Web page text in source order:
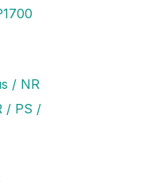
/ NR
/ PS /